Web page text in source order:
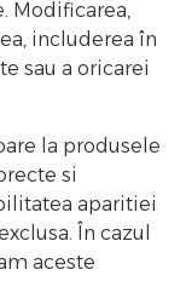
Modificarea,
includerea în
sau a oricarei
la produsele
si
aparitiei
În cazul
aceste